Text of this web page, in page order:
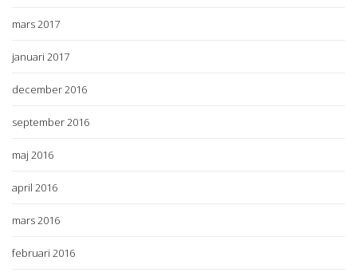
mars 2017
januari 2017
december 2016
september 2016
maj 2016
april 2016
mars 2016
februari 2016